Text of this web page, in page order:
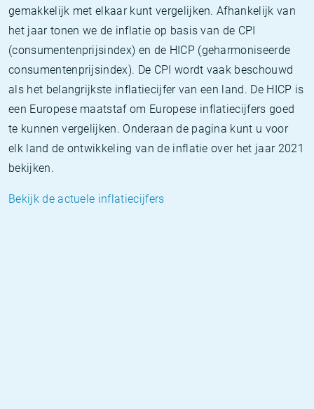
gemakkelijk met elkaar kunt vergelijken. Afhankelijk van
het jaar tonen we de inflatie op basis van de CPI
(consumentenprijsindex) en de HICP (geharmoniseerde
consumentenprijsindex). De CPI wordt vaak beschouwd
als het belangrijkste inflatiecijfer van een land. De HICP is
een Europese maatstaf om Europese inflatiecijfers goed
te kunnen vergelijken. Onderaan de pagina kunt u voor
elk land de ontwikkeling van de inflatie over het jaar 2021
bekijken.
Bekijk de actuele inflatiecijfers